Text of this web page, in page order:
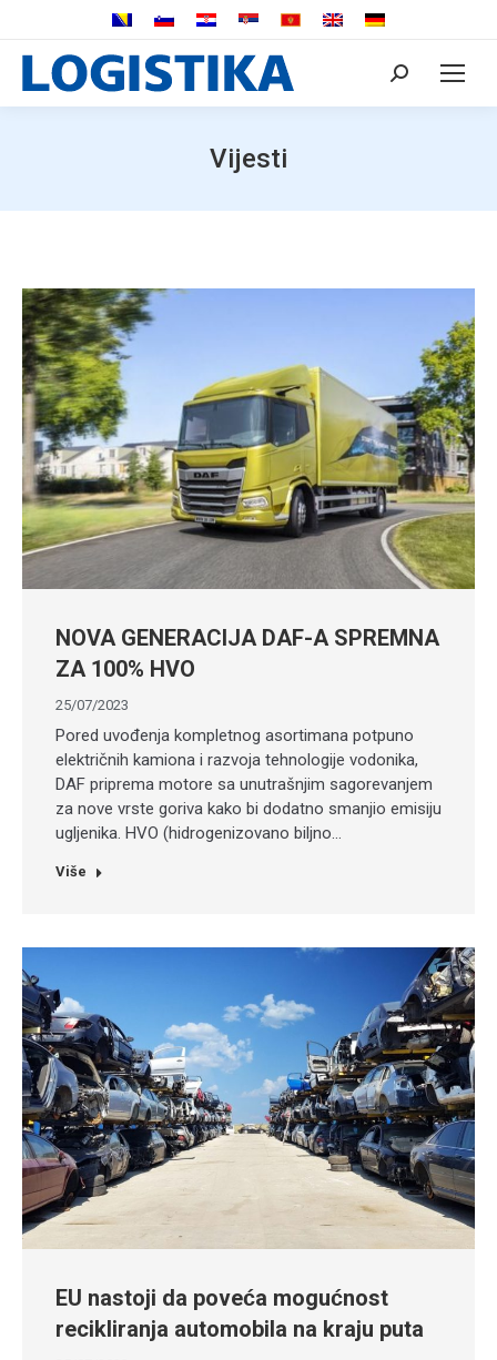
Search:
Vijesti
NOVA GENERACIJA DAF-A SPREMNA
ZA 100% HVO
25/07/2023
Pored uvođenja kompletnog asortimana potpuno
električnih kamiona i razvoja tehnologije vodonika,
DAF priprema motore sa unutrašnjim sagorevanjem
za nove vrste goriva kako bi dodatno smanjio emisiju
ugljenika. HVO (hidrogenizovano biljno…
Više
EU nastoji da poveća mogućnost
recikliranja automobila na kraju puta